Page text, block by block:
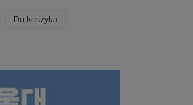
Do koszyka